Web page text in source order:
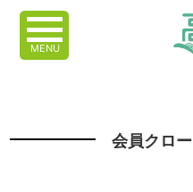
MENU
会員クロ